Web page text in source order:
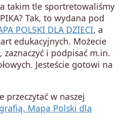
takim tle sportretowaliśmy
Tak, to wydana pod
POLSKI DLA DZIECI, a
edukacyjnych. Możecie
i podpisać m.in.
Jesteście gotowi na
przeczytać w naszej
Mapa Polski dla